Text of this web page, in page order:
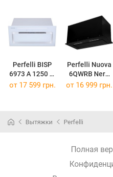
Perfelli BISP
6973 A 1250 W
LED Strip
Perfelli Nuova
6QWRB Nero
Silenzio
от 17 599 грн. от 16 999 грн.
Вытяжки Perfelli
Полная